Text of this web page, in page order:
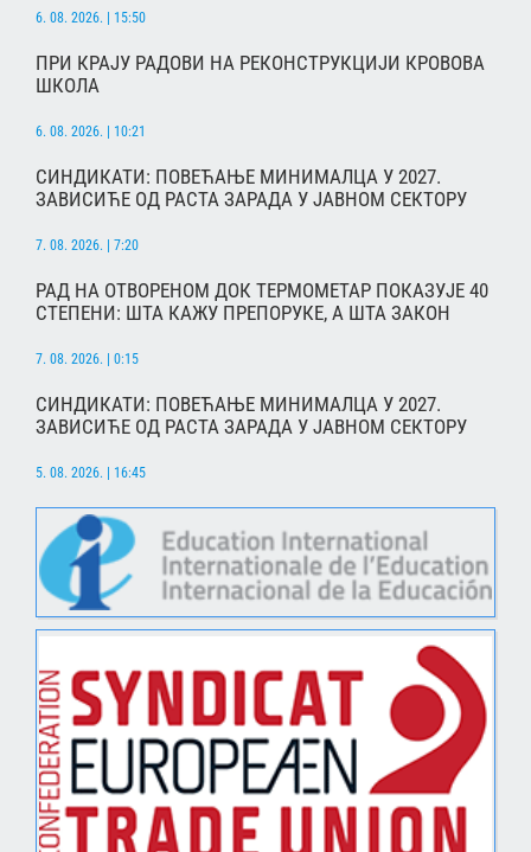
6. 08. 2026. | 15:50
ПРИ КРАЈУ РАДОВИ НА РЕКОНСТРУКЦИЈИ КРОВОВА
ШКОЛА
6. 08. 2026. | 10:21
СИНДИКАТИ: ПОВЕЋАЊЕ МИНИМАЛЦА У 2027.
ЗАВИСИЋЕ ОД РАСТА ЗАРАДА У ЈАВНОМ СЕКТОРУ
7. 08. 2026. | 7:20
РАД НА ОТВОРЕНОМ ДОК ТЕРМОМЕТАР ПОКАЗУЈЕ 40
СТЕПЕНИ: ШТА КАЖУ ПРЕПОРУКЕ, А ШТА ЗАКОН
7. 08. 2026. | 0:15
СИНДИКАТИ: ПОВЕЋАЊЕ МИНИМАЛЦА У 2027.
ЗАВИСИЋЕ ОД РАСТА ЗАРАДА У ЈАВНОМ СЕКТОРУ
5. 08. 2026. | 16:45